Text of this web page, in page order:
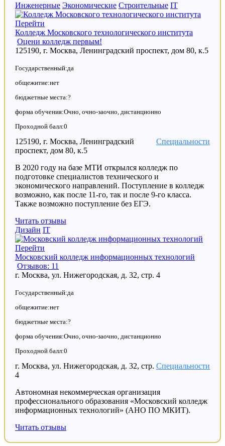
Инженерные Экономические Строительные IT
Перейти
Колледж Московского технологического института
Оцени колледж первым!
125190, г. Москва, Ленинградский проспект, дом 80, к.5
Государственный:да
общежитие:нет
бюджетные места:?
форма обучения:Очно, очно-заочно, дистанционно
Проходной балл:0
Специальности
125190, г. Москва, Ленинградский
проспект, дом 80, к.5
В 2020 году на базе МТИ открылся колледж по
подготовке специалистов технического и
экономического направлений. Поступление в колледж
возможно, как после 11-го, так и после 9-го класса.
Также возможно поступление без ЕГЭ.
Читать отзывы
Дизайн IT
Перейти
Московский колледж информационных технологий
Отзывов: 11
г. Москва, ул. Нижегородская, д. 32, стр. 4
Государственный:да
общежитие:нет
бюджетные места:?
форма обучения:Очно, очно-заочно, дистанционно
Проходной балл:0
Специальности
г. Москва, ул. Нижегородская, д. 32, стр.
4
Автономная некоммерческая организация
профессионального образования «Московский колледж
информационных технологий» (АНО ПО МКИТ).
Читать отзывы